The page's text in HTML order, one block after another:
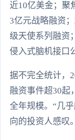
近10亿美金；聚
3亿元战略融资
级天使系列融资
侵入式脑机接口
据不完全统计，
融资事件超30起
全年规模。“几
向的投资人感叹。